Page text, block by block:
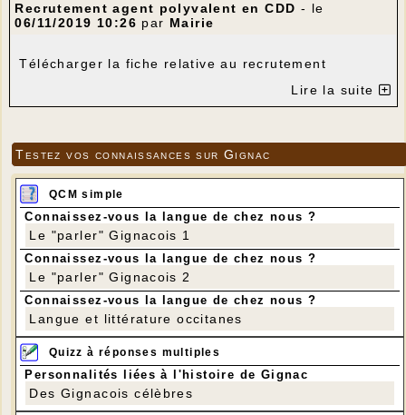
Recrutement agent polyvalent en CDD - le
06/11/2019 10:26 par Mairie
Télécharger la fiche relative au recrutement
Lire la suite
Testez vos connaissances sur Gignac
QCM simple
Connaissez-vous la langue de chez nous ?
Le "parler" Gignacois 1
Connaissez-vous la langue de chez nous ?
Le "parler" Gignacois 2
Connaissez-vous la langue de chez nous ?
Langue et littérature occitanes
Quizz à réponses multiples
Personnalités liées à l'histoire de Gignac
Des Gignacois célèbres